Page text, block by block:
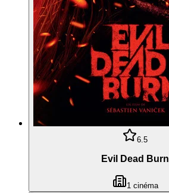
6.5
Evil Dead Burn
1 cinéma